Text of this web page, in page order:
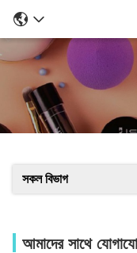
সকল বিভাগ
আমাদের সাথে